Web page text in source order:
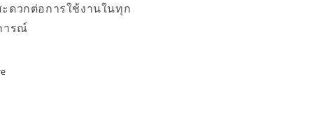
ดวกต่อการใช้งานในทุก
ารณ์